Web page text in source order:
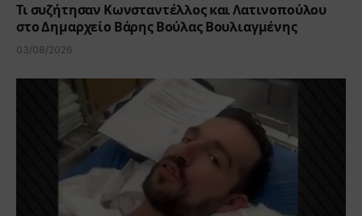
Τι συζήτησαν Κωνσταντέλλος και Λατινοπούλου
στο Δημαρχείο Βάρης Βούλας Βουλιαγμένης
03/08/2026